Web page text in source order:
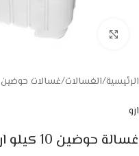
Click to enlarge
الرئيسية/الغسالات/غسالات حوضين
ارو
غسالة حوضين 10 كيلو ارو – أبيض